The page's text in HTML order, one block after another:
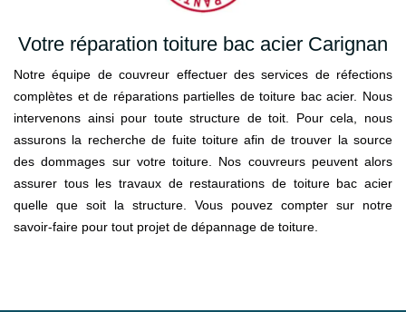
Votre réparation toiture bac acier Carignan
Notre équipe de couvreur effectuer des services de réfections
complètes et de réparations partielles de toiture bac acier. Nous
intervenons ainsi pour toute structure de toit. Pour cela, nous
assurons la recherche de fuite toiture afin de trouver la source
des dommages sur votre toiture. Nos couvreurs peuvent alors
assurer tous les travaux de restaurations de toiture bac acier
quelle que soit la structure. Vous pouvez compter sur notre
savoir-faire pour tout projet de dépannage de toiture.